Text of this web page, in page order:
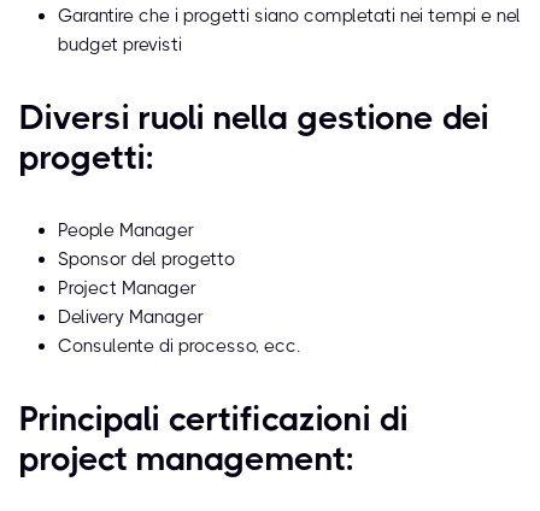
Garantire che i progetti siano completati nei tempi e nel
budget previsti
Diversi ruoli nella gestione dei
progetti:
People Manager
Sponsor del progetto
Project Manager
Delivery Manager
Consulente di processo, ecc.
Principali certificazioni di
project management: